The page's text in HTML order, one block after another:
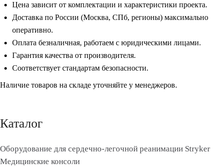
Цена зависит от комплектации и характеристики проекта.
Доставка по России (Москва, СПб, регионы) максимально
оперативно.
Оплата безналичная, работаем с юридическими лицами.
Гарантия качества от производителя.
Соответствует стандартам безопасности.
Наличие товаров на складе уточняйте у менеджеров.
Каталог
Оборудование для сердечно-легочной реанимации Stryker
Медицинские консоли